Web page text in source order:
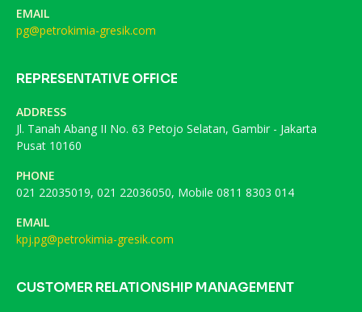
EMAIL
pg@petrokimia-gresik.com
REPRESENTATIVE OFFICE
ADDRESS
Jl. Tanah Abang II No. 63 Petojo Selatan, Gambir - Jakarta
Pusat 10160
PHONE
021 22035019, 021 22036050, Mobile 0811 8303 014
EMAIL
kpj.pg@petrokimia-gresik.com
CUSTOMER RELATIONSHIP MANAGEMENT